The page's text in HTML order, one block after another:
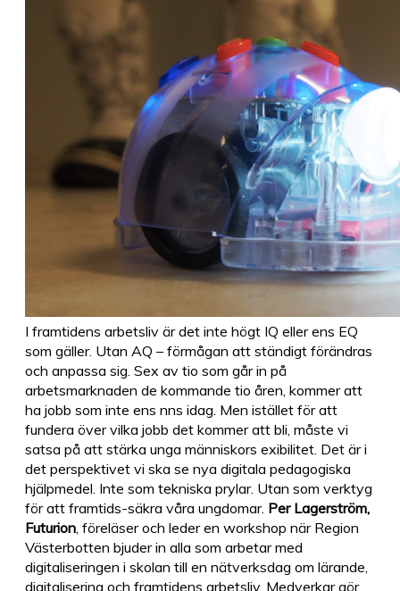
I framtidens arbetsliv är det inte högt IQ eller ens EQ
som gäller. Utan AQ – förmågan att ständigt förändras
och anpassa sig. Sex av tio som går in på
arbetsmarknaden de kommande tio åren, kommer att
ha jobb som inte ens nns idag. Men istället för att
fundera över vilka jobb det kommer att bli, måste vi
satsa på att stärka unga människors exibilitet. Det är i
det perspektivet vi ska se nya digitala pedagogiska
hjälpmedel. Inte som tekniska prylar. Utan som verktyg
för att framtids-säkra våra ungdomar. Per Lagerström,
Futurion , föreläser och leder en workshop när Region
Västerbotten bjuder in alla som arbetar med
digitaliseringen i skolan till en nätverksdag om lärande,
digitalisering och framtidens arbetsliv. Medverkar gör